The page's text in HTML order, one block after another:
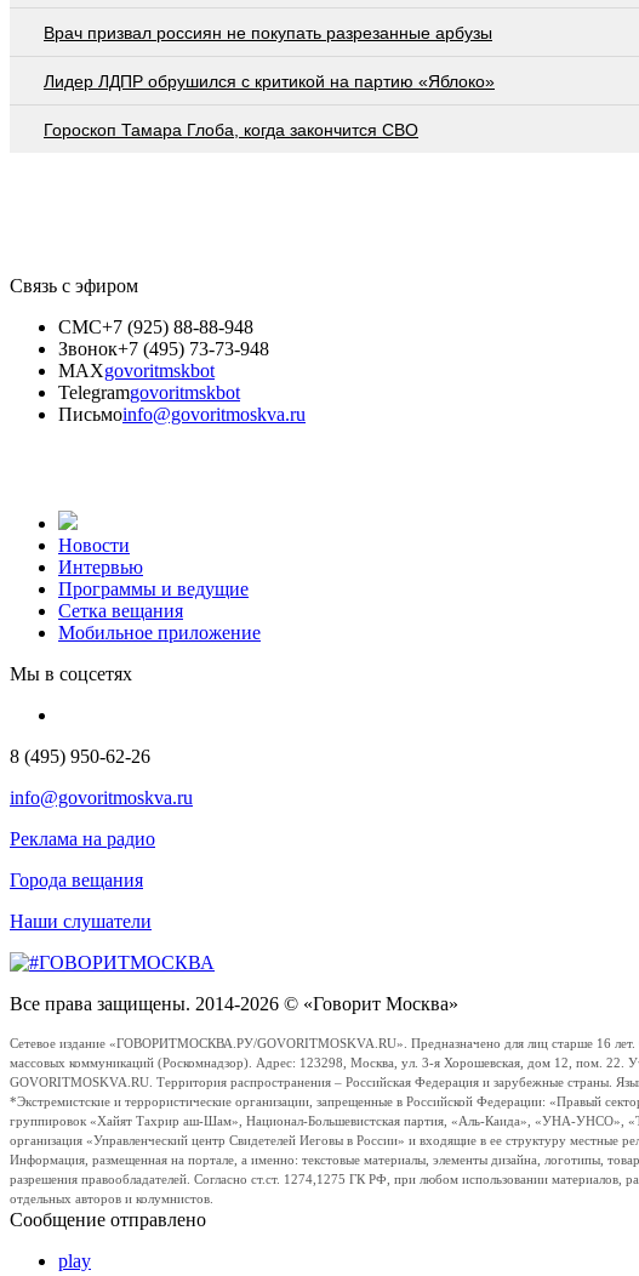
Врач призвал россиян не покупать разрезанные арбузы
Лидер ЛДПР обрушился с критикой на партию «Яблоко»
Гороскоп Тамара Глоба, когда закончится СВО
Связь с эфиром
СМС+7 (925) 88-88-948
Звонок+7 (495) 73-73-948
MAXgovoritmskbot
Telegramgovoritmskbot
Письмоinfo@govoritmoskva.ru
Новости
Интервью
Программы и ведущие
Сетка вещания
Мобильное приложение
Мы в соцсетях
8 (495) 950-62-26
info@govoritmoskva.ru
Реклама на радио
Города вещания
Наши слушатели
Все права защищены. 2014-2026 © «Говорит Москва»
Сетевое издание «ГОВОРИТМОСКВА.РУ/GOVORITMOSKVA.RU». Предназначено для лиц старше 16
массовых коммуникаций (Роскомнадзор). Адрес: 123298, Москва, ул. 3-я Хорошевская, дом 12, пом.
GOVORITMOSKVA.RU. Территория распространения – Российская Федерация и зарубежные страны.
*Экстремистские и террористические организации, запрещенные в Российской Федерации: «Правый
группировок «Хайят Тахрир аш-Шам», Национал-Большевистская партия, «Аль-Каида», «УНА-УНСО»,
организация «Управленческий центр Свидетелей Иеговы в России» и входящие в ее структуру местные
Информация, размещенная на портале, а именно: текстовые материалы, элементы дизайна, логотипы,
разрешения правообладателей. Согласно ст.ст. 1274,1275 ГК РФ, при любом использовании материалов,
отдельных авторов и колумнистов.
Сообщение отправлено
play